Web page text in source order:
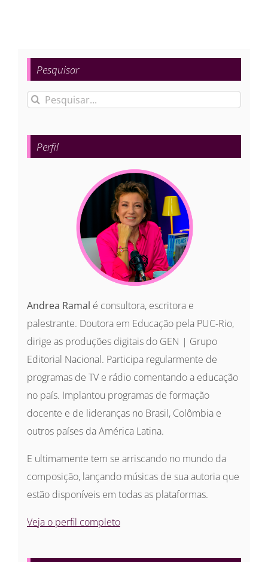
Pesquisar
Buscar
para:
Perfil
Andrea Ramal é consultora, escritora e
palestrante. Doutora em Educação pela PUC-Rio,
dirige as produções digitais do GEN | Grupo
Editorial Nacional. Participa regularmente de
programas de TV e rádio comentando a educação
no país. Implantou programas de formação
docente e de lideranças no Brasil, Colômbia e
outros países da América Latina.
E ultimamente tem se arriscando no mundo da
composição, lançando músicas de sua autoria que
estão disponíveis em todas as plataformas.
Veja o perfil completo